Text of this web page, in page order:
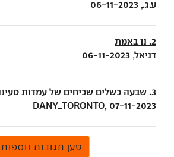
ע.ג., 06-11-2023
2. נו באמת
דניאל, 06-11-2023
3. שבעה כשלים שכיחים של עמדות טעינה מהירות
DANY_TORONTO, 07-11-2023
טען תגובות נוספות